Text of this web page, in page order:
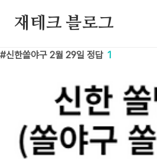
재테크 블로그
신한쏠야구 2월 29일 정답 1